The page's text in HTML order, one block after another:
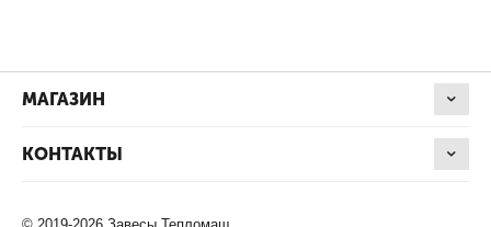
МАГАЗИН
КОНТАКТЫ